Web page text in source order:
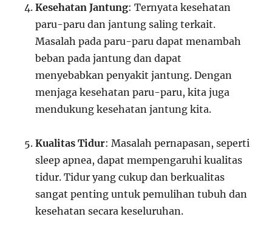
Kesehatan Jantung: Ternyata kesehatan
paru-paru dan jantung saling terkait.
Masalah pada paru-paru dapat menambah
beban pada jantung dan dapat
menyebabkan penyakit jantung. Dengan
menjaga kesehatan paru-paru, kita juga
mendukung kesehatan jantung kita.
Kualitas Tidur: Masalah pernapasan, seperti
sleep apnea, dapat mempengaruhi kualitas
tidur. Tidur yang cukup dan berkualitas
sangat penting untuk pemulihan tubuh dan
kesehatan secara keseluruhan.